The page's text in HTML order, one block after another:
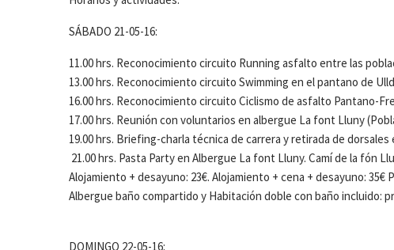
SÁBADO 21-05-16:
11.00 hrs. Reconocimiento circuito Running asfalto entre las
13.00 hrs. Reconocimiento circuito Swimming en el pantano de
16.00 hrs. Reconocimiento circuito Ciclismo de asfalto Pantano-
17.00 hrs. Reunión con voluntarios en albergue La font Lluny
19.00 hrs. Briefing-charla técnica de carrera y retirada de
21.00 hrs. Pasta Party en Albergue La font Lluny. Camí de la fón
Alojamiento + desayuno: 23€. Alojamiento + cena +
Albergue baño compartido y Habitación doble con baño incluido:
DOMINGO 22-05-16: